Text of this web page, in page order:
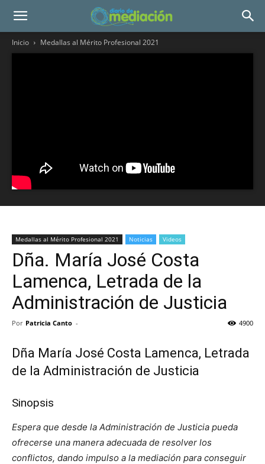
Inicio Medallas al Mérito Profesional 2021
Medallas al Mérito Profesional 2021 Noticias Videos
Dña. María José Costa
Lamenca, Letrada de la
Administración de Justicia
Por Patricia Canto - 4900
Dña María José Costa Lamenca, Letrada
de la Administración de Justicia
Sinopsis
Espera que desde la Administración de Justicia pueda
ofrecerse una manera adecuada de resolver los
conflictos, dando impulso a la mediación para conseguir